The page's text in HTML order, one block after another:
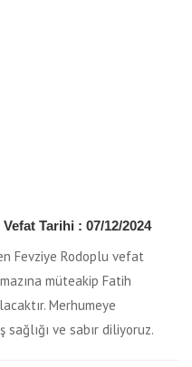
Vefat Tarihi : 07/12/2024
Fevziye Rodoplu vefat
müteakip Fatih
Merhumeye
ve sabır diliyoruz.